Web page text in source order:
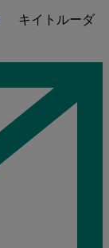
キイトルーダ